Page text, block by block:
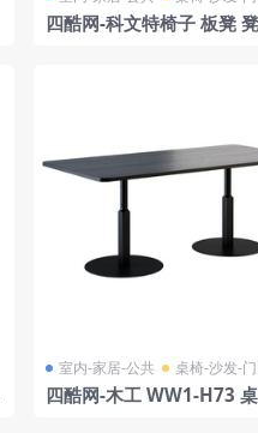
四酷网-科文特椅子 板凳
室内-家居-公共 桌椅-沙发-
四酷网-木工 WW1-H73